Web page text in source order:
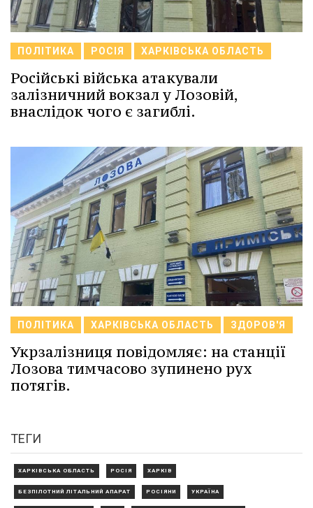
ПОЛІТИКА РОСІЯ ХАРКІВСЬКА ОБЛАСТЬ
Російські війська атакували
залізничний вокзал у Лозовій,
внаслідок чого є загиблі.
ПОЛІТИКА ХАРКІВСЬКА ОБЛАСТЬ ЗДОРОВ'Я
Укрзалізниця повідомляє: на станції
Лозова тимчасово зупинено рух
потягів.
ТЕГИ
ХАРКІВСЬКА ОБЛАСТЬ РОСІЯ ХАРКІВ
БЕЗПІЛОТНИЙ ЛІТАЛЬНИЙ АПАРАТ РОСІЯНИ УКРАЇНА